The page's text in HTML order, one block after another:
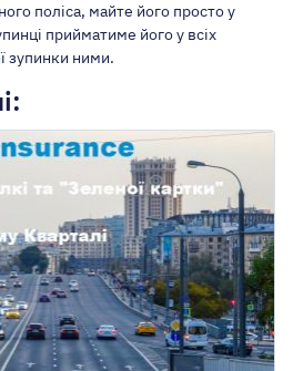
поліса, майте його просто у
прийматиме його у всіх
зупинки ними.